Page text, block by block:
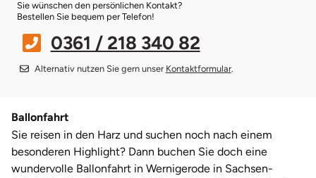
Sie wünschen den persönlichen Kontakt?
Bestellen Sie bequem per Telefon!
0361 / 218 340 82
Alternativ nutzen Sie gern unser Kontaktformular.
Ballonfahrt
Sie reisen in den Harz und suchen noch nach einem
besonderen Highlight? Dann buchen Sie doch eine
wundervolle Ballonfahrt in Wernigerode in Sachsen-
Coburg
Cottbus
Deggendorf
Dessau
Strausberg (Berlin/Brandenburg)
Sömmerda
sächsische Schweiz
Witterda